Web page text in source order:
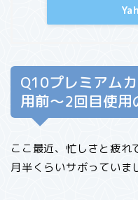
Q10プレミアム
用前〜2回目使用
ここ最近、忙しさと疲れ
月半くらいサボっていま